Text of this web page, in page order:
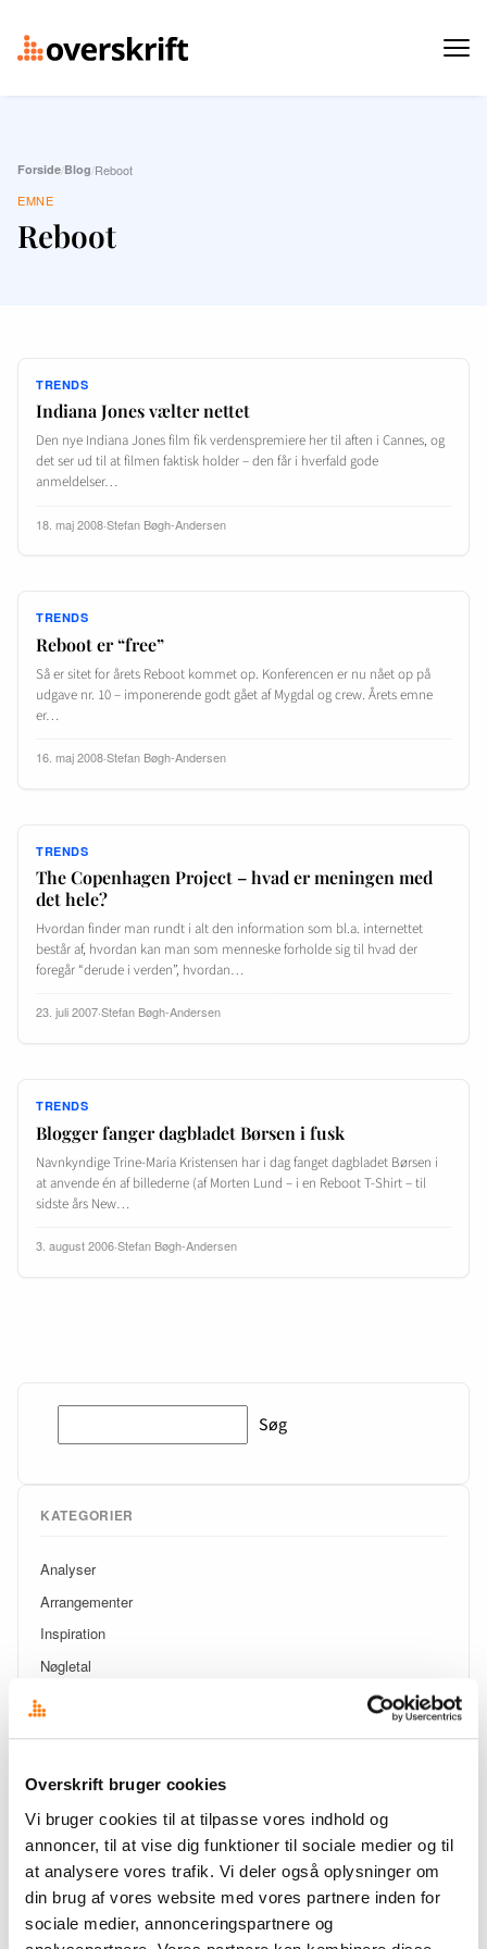
Overskrift bruger cookies
Vi bruger cookies til at tilpasse vores indhold og
annoncer, til at vise dig funktioner til sociale medier og til
at analysere vores trafik. Vi deler også oplysninger om
din brug af vores website med vores partnere inden for
sociale medier, annonceringspartnere og
Forside/Blog/Reboot
EMNE
Reboot
TRENDS
Indiana Jones vælter nettet
Den nye Indiana Jones film fik verdenspremiere her til aften i Cannes, og
det ser ud til at filmen faktisk holder – den får i hverfald gode
anmeldelser…
18. maj 2008·Stefan Bøgh-Andersen
TRENDS
Reboot er “free”
Så er sitet for årets Reboot kommet op. Konferencen er nu nået op på
udgave nr. 10 – imponerende godt gået af Mygdal og crew. Årets emne
er…
16. maj 2008·Stefan Bøgh-Andersen
TRENDS
The Copenhagen Project – hvad er meningen med
det hele?
Hvordan finder man rundt i alt den information som bl.a. internettet
består af, hvordan kan man som menneske forholde sig til hvad der
foregår “derude i verden”, hvordan…
23. juli 2007·Stefan Bøgh-Andersen
TRENDS
Blogger fanger dagbladet Børsen i fusk
Navnkyndige Trine-Maria Kristensen har i dag fanget dagbladet Børsen i
at anvende én af billederne (af Morten Lund – i en Reboot T-Shirt – til
sidste års New…
3. august 2006·Stefan Bøgh-Andersen
Søg
KATEGORIER
Analyser
Arrangementer
Inspiration
Nøgletal
SE SENESTE INDLÆG
Din mediemonitorering taler nu direkte med din AI
Analyse: Folkemødet 2026 – metoo og AI